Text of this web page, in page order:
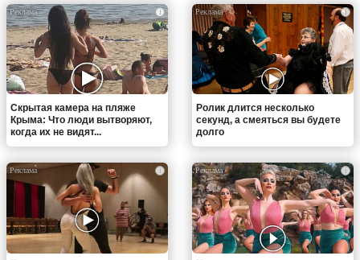
i
Скрытая камера на пляже
Крыма: Что люди вытворяют,
когда их не видят...
i
Ролик длится несколько
секунд, а смеяться вы будете
долго
i i